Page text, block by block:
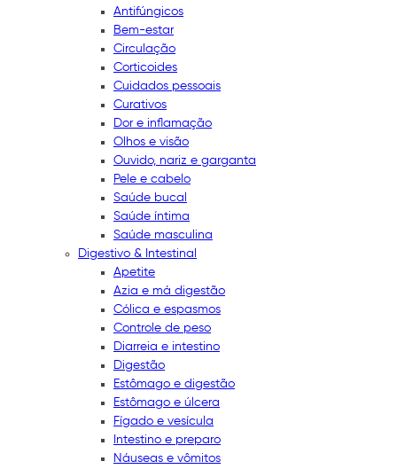
Antifúngicos
Bem-estar
Circulação
Corticoides
Cuidados pessoais
Curativos
Dor e inflamação
Olhos e visão
Ouvido, nariz e garganta
Pele e cabelo
Saúde bucal
Saúde íntima
Saúde masculina
Digestivo & Intestinal
Apetite
Azia e má digestão
Cólica e espasmos
Controle de peso
Diarreia e intestino
Digestão
Estômago e digestão
Estômago e úlcera
Fígado e vesícula
Intestino e preparo
Náuseas e vômitos